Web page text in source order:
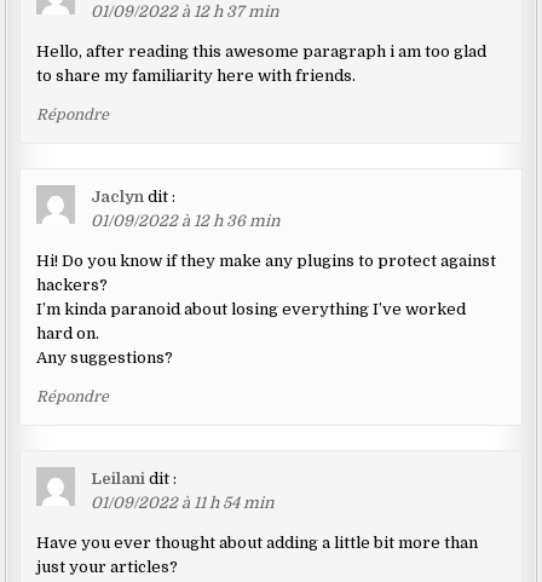
01/09/2022 à 12 h 37 min
Hello, after reading this awesome paragraph i am too glad
to share my familiarity here with friends.
Répondre
Jaclyn dit :
01/09/2022 à 12 h 36 min
Hi! Do you know if they make any plugins to protect against
hackers?
I’m kinda paranoid about losing everything I’ve worked
hard on.
Any suggestions?
Répondre
Leilani dit :
01/09/2022 à 11 h 54 min
Have you ever thought about adding a little bit more than
just your articles?